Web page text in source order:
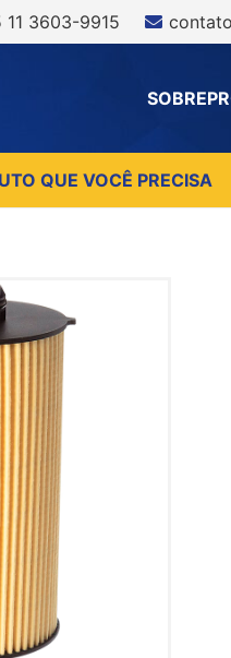
3603-9915
SOBRE
QUE VOCÊ PRECISA